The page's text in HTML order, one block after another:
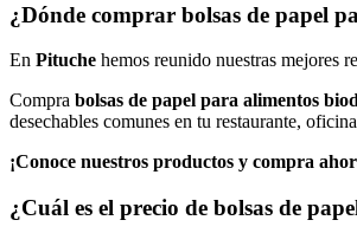
¿Dónde comprar bolsas de papel
En Pituche hemos reunido nuestras mejores
Compra bolsas de papel para alimentos
desechables comunes en tu restaurante,
¡Conoce nuestros productos y compra
¿Cuál es el precio de bolsas de